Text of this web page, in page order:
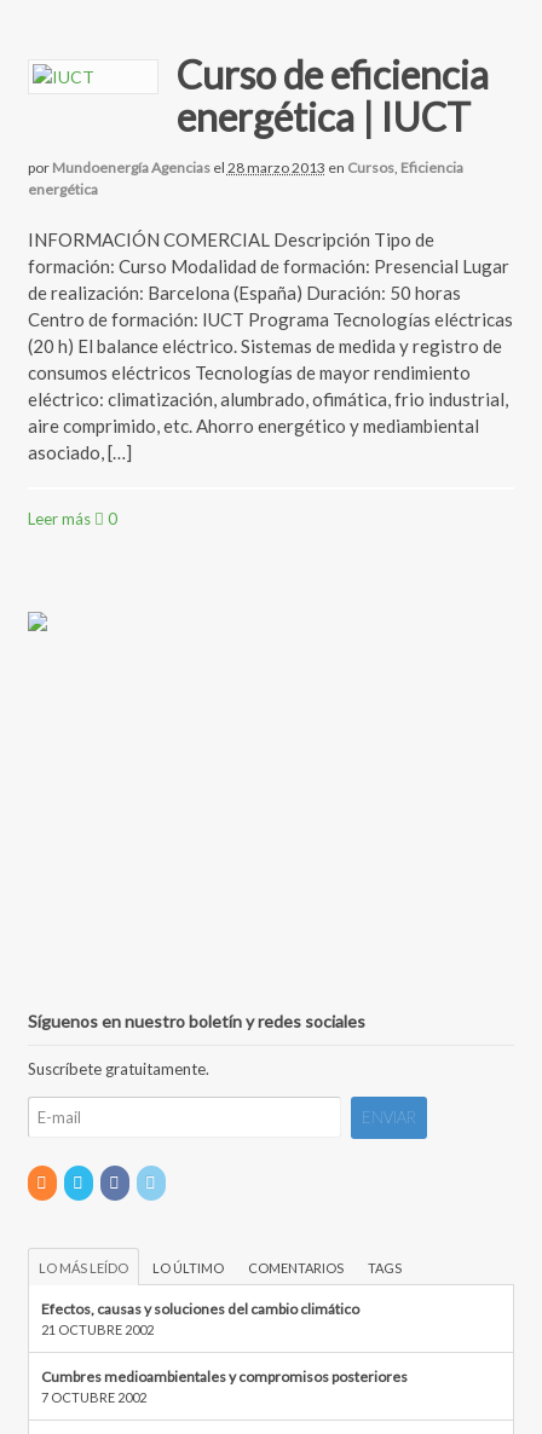
Curso de eficiencia
energética | IUCT
por Mundoenergía Agencias el 28 marzo 2013 en Cursos, Eficiencia
energética
INFORMACIÓN COMERCIAL Descripción Tipo de
formación: Curso Modalidad de formación: Presencial Lugar
de realización: Barcelona (España) Duración: 50 horas
Centro de formación: IUCT Programa Tecnologías eléctricas
(20 h) El balance eléctrico. Sistemas de medida y registro de
consumos eléctricos Tecnologías de mayor rendimiento
eléctrico: climatización, alumbrado, ofimática, frio industrial,
aire comprimido, etc. Ahorro energético y mediambiental
asociado, […]
Leer más 0
Síguenos en nuestro boletín y redes sociales
Suscríbete gratuitamente.
LO MÁS LEÍDO LO ÚLTIMO COMENTARIOS TAGS
Efectos, causas y soluciones del cambio climático
21 OCTUBRE 2002
Cumbres medioambientales y compromisos posteriores
7 OCTUBRE 2002